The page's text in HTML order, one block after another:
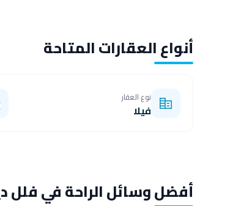
أنواع العقارات المتاحة
نوع العقار
فيلا
أفضل وسائل الراحة في فلل